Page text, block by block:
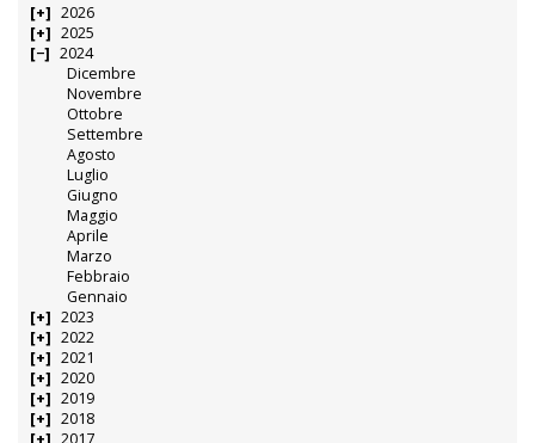
2026
2025
2024
Dicembre
Novembre
Ottobre
Settembre
Agosto
Luglio
Giugno
Maggio
Aprile
Marzo
Febbraio
Gennaio
2023
2022
2021
2020
2019
2018
2017